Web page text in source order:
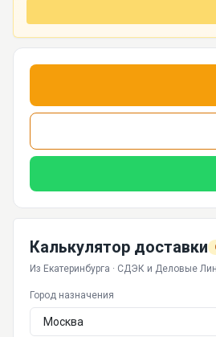
Калькулятор доставки
Из Екатеринбурга · СДЭК и Деловые
Город назначения